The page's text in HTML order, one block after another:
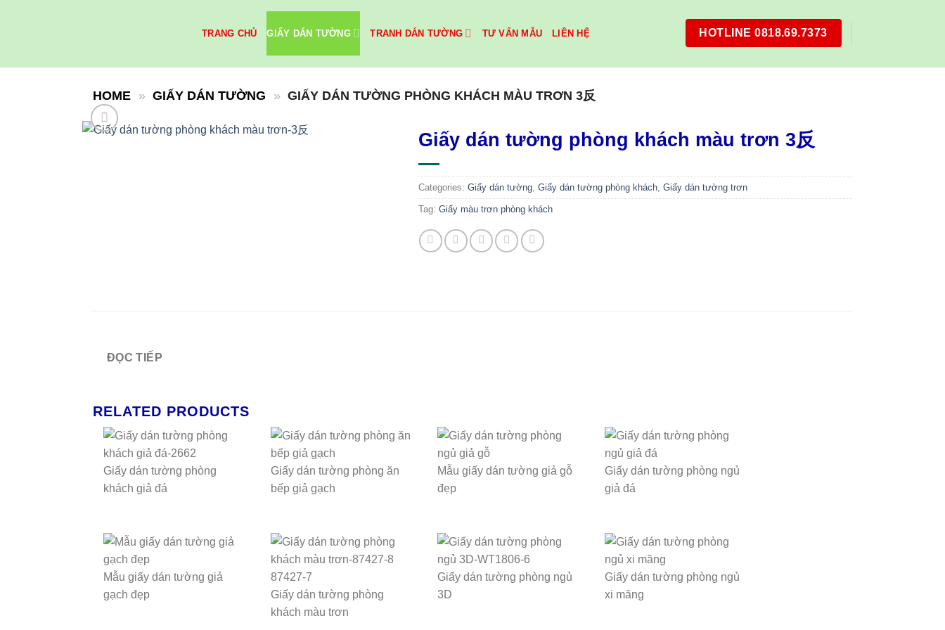
TRANG CHỦ GIẤY DÁN TƯỜNG TRANH DÁN TƯỜNG TƯ VẤN MẪU LIÊN HỆ HOTLINE 0818.69.7373
HOME » GIẤY DÁN TƯỜNG » GIẤY DÁN TƯỜNG PHÒNG KHÁCH MÀU TRƠN 3反
Giấy dán tường phòng khách màu trơn 3反
Categories: Giấy dán tường, Giấy dán tường phòng khách, Giấy dán tường trơn
Tag: Giấy màu trơn phòng khách
ĐỌC TIẾP
RELATED PRODUCTS
Giấy dán tường phòng
khách giả đá
Giấy dán tường phòng ăn
bếp giả gạch
Mẫu giấy dán tường giả gỗ
đẹp
Giấy dán tường phòng ngủ
giả đá
Mẫu giấy dán tường giả
gạch đẹp
Giấy dán tường phòng
khách màu trơn
Giấy dán tường phòng ngủ
3D
Giấy dán tường phòng ngủ
xi măng